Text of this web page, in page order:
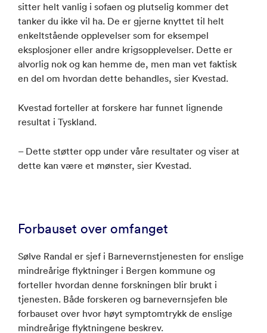
sitter helt vanlig i sofaen og plutselig kommer det
tanker du ikke vil ha. De er gjerne knyttet til helt
enkeltstående opplevelser som for eksempel
eksplosjoner eller andre krigsopplevelser. Dette er
alvorlig nok og kan hemme de, men man vet faktisk
en del om hvordan dette behandles, sier Kvestad.
Kvestad forteller at forskere har funnet lignende
resultat i Tyskland.
– Dette støtter opp under våre resultater og viser at
dette kan være et mønster, sier Kvestad.
Forbauset over omfanget
Sølve Randal er sjef i Barnevernstjenesten for enslige
mindreårige flyktninger i Bergen kommune og
forteller hvordan denne forskningen blir brukt i
tjenesten. Både forskeren og barnevernsjefen ble
forbauset over hvor høyt symptomtrykk de enslige
mindreårige flyktningene beskrev.